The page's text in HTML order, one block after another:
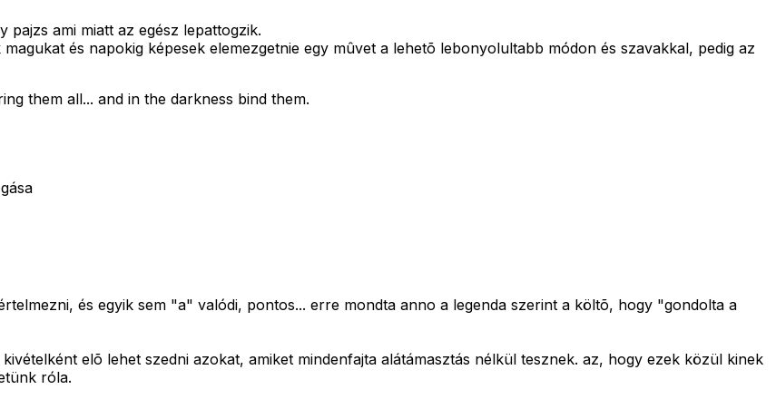
ami miatt az egész lepattogzik.
és napokig képesek elemezgetnie egy mûvet a lehetõ lebonyolultabb módon és szavakkal, pedig az
them all... and in the darkness bind them.
és egyik sem "a" valódi, pontos... erre mondta anno a legenda szerint a költõ, hogy "gondolta a
elõ lehet szedni azokat, amiket mindenfajta alátámasztás nélkül tesznek. az, hogy ezek közül kinek
róla.